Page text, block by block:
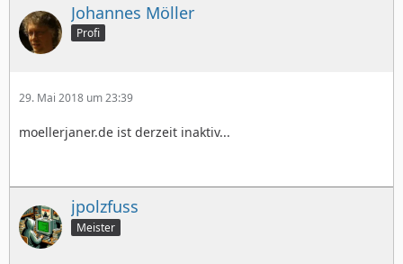
Johannes Möller
Profi
29. Mai 2018 um 23:39
moellerjaner.de ist derzeit inaktiv...
jpolzfuss
Meister